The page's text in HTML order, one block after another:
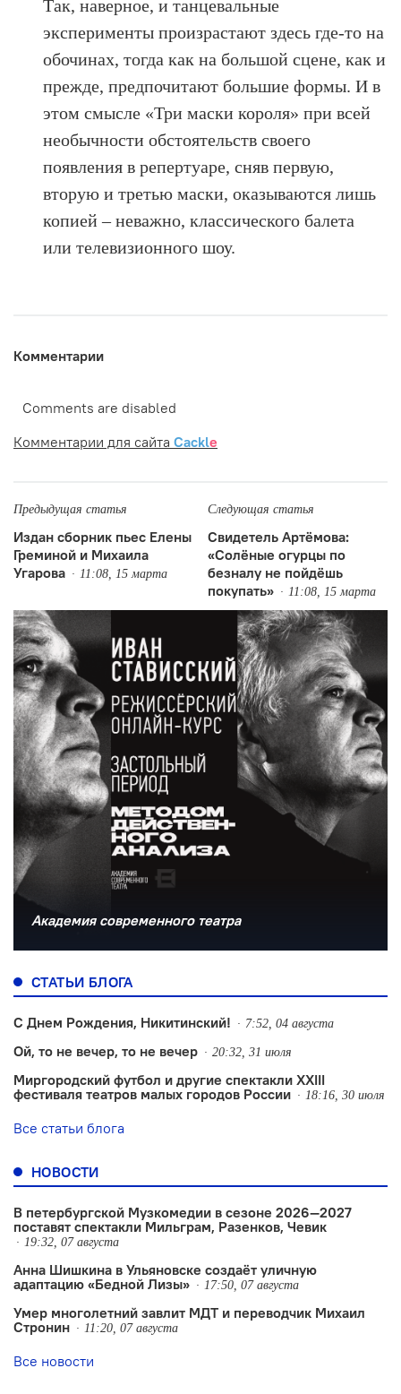
Так, наверное, и танцевальные
эксперименты произрастают здесь где-то на
обочинах, тогда как на большой сцене, как и
прежде, предпочитают большие формы. И в
этом смысле «Три маски короля» при всей
необычности обстоятельств своего
появления в репертуаре, сняв первую,
вторую и третью маски, оказываются лишь
копией – неважно, классического балета
или телевизионного шоу.
Комментарии
Comments are disabled
Комментарии для сайта Cackle
Предыдущая статья
Издан сборник пьес Елены
Греминой и Михаила
Угарова
11:08, 15 марта
Следующая статья
Свидетель Артёмова:
«Солёные огурцы по
безналу не пойдёшь
покупать»
11:08, 15 марта
Академия современного театра
СТАТЬИ БЛОГА
С Днем Рождения, Никитинский! 7:52, 04 августа
Ой, то не вечер, то не вечер 20:32, 31 июля
Миргородский футбол и другие спектакли XXIII
фестиваля театров малых городов России
18:16, 30 июля
Все статьи блога
НОВОСТИ
В петербургской Музкомедии в сезоне 2026—2027
поставят спектакли Мильграм, Разенков, Чевик
19:32, 07 августа
Анна Шишкина в Ульяновске создаëт уличную
адаптацию «Бедной Лизы»
17:50, 07 августа
Умер многолетний завлит МДТ и переводчик Михаил
Стронин
11:20, 07 августа
Все новости